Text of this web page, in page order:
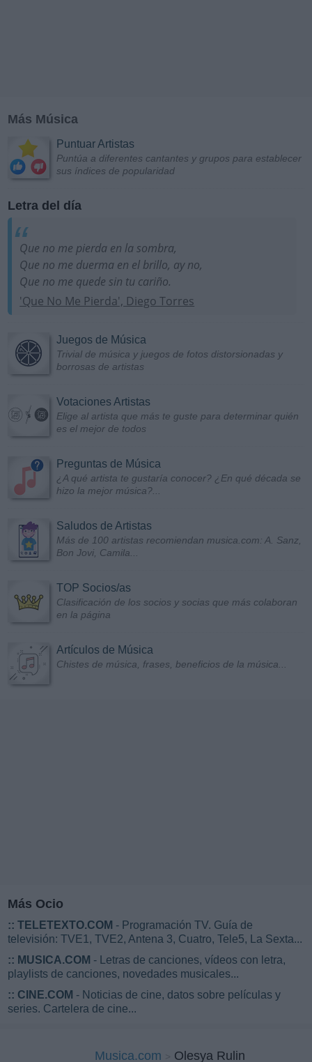
Más Música
Puntuar Artistas
Puntúa a diferentes cantantes y grupos para establecer
sus índices de popularidad
Letra del día
Que no me pierda en la sombra,
Que no me duerma en el brillo, ay no,
Que no me quede sin tu cariño.
'Que No Me Pierda', Diego Torres
Juegos de Música
Trivial de música y juegos de fotos distorsionadas y
borrosas de artistas
Votaciones Artistas
Elige al artista que más te guste para determinar quién
es el mejor de todos
Preguntas de Música
¿A qué artista te gustaría conocer? ¿En qué década se
hizo la mejor música?...
Saludos de Artistas
Más de 100 artistas recomiendan musica.com: A. Sanz,
Bon Jovi, Camila...
TOP Socios/as
Clasificación de los socios y socias que más colaboran
en la página
Artículos de Música
Chistes de música, frases, beneficios de la música...
Más Ocio
:: TELETEXTO.COM - Programación TV. Guía de
televisión: TVE1, TVE2, Antena 3, Cuatro, Tele5, La Sexta...
:: MUSICA.COM - Letras de canciones, vídeos con letra,
playlists de canciones, novedades musicales...
:: CINE.COM - Noticias de cine, datos sobre películas y
series. Cartelera de cine...
Musica.com Olesya Rulin